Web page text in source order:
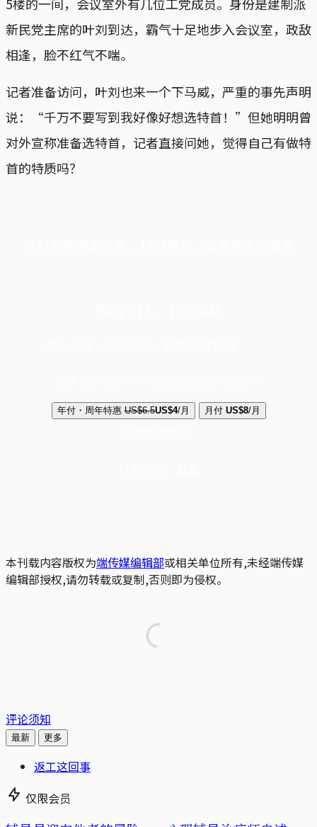
新民党主席的叶刘到达，霸气十足地步入会议室，政敌
相逢，脸不红气不喘。
记者准备访问，叶刘也来一个下马威，严重的事先声明
说：“千万不要写到我好像好想选特首！”但她明明曾
对外宣称准备选特首，记者直接问她，觉得自己有做特
首的特质吗？
年付・周年特惠 US$6.5US$4/月 月付 US$8/月
本刊载内容版权为端传媒编辑部或相关单位所有,未经端传媒
编辑部授权,请勿转载或复制,否则即为侵权。
评论须知
最新 更多
返工这回事
仅限会员